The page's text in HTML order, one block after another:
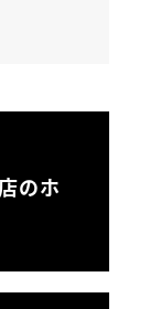
のホ